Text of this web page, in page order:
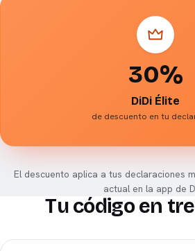
30%
DiDi Élite
de descuento en tu
El descuento aplica a tus declaraciones
actual en la app de
Tu código en